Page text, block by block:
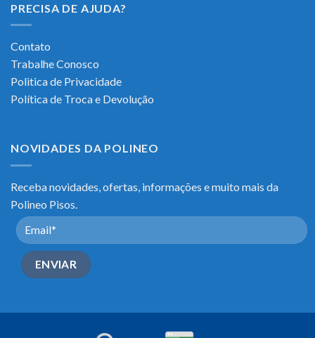
PRECISA DE AJUDA?
Contato
Trabalhe Conosco
Politica de Privacidade
Política de Troca e Devolução
NOVIDADES DA POLINEO
Receba novidades, ofertas, informações e muito mais da
Polineo Pisos.